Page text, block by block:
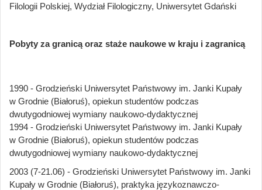
Filologii Polskiej, Wydział Filologiczny, Uniwersytet Gdański
Pobyty za granicą oraz staże naukowe w kraju i zagranicą
1990 - Grodzieński Uniwersytet Państwowy im. Janki Kupały
w Grodnie (Białoruś), opiekun studentów podczas
dwutygodniowej wymiany naukowo-dydaktycznej
1994 - Grodzieński Uniwersytet Państwowy im. Janki Kupały
w Grodnie (Białoruś), opiekun studentów podczas
dwutygodniowej wymiany naukowo-dydaktycznej
2003 (7-21.06) - Grodzieński Uniwersytet Państwowy im. Janki
Kupały w Grodnie (Białoruś), praktyka językoznawczo-